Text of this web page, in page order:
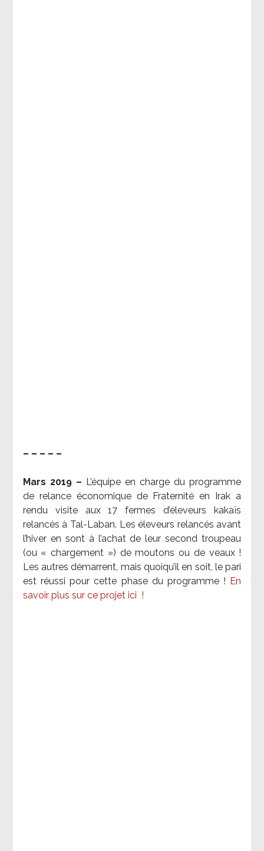
– – – – –
Mars 2019 – L’équipe en charge du programme
de relance économique de Fraternité en Irak a
rendu visite aux 17 fermes d’éleveurs kakaïs
relancés à Tal-Laban. Les éleveurs relancés avant
l’hiver en sont à l’achat de leur second troupeau
(ou « chargement ») de moutons ou de veaux !
Les autres démarrent, mais quoiqu’il en soit, le pari
est réussi pour cette phase du programme ! En
savoir plus sur ce projet ici !